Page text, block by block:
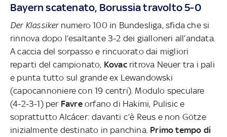
Bayern scatenato, Borussia travolto 5-0
Der Klassikernumero 100 in Bundesliga, sfida che si
rinnova dopo l’esaltante 3-2 dei gialloneri all’andata.
A caccia del sorpasso e rincuorato dai migliori
reparti del campionato, Kovac ritrova Neuer tra i pali
e punta tutto sul grande ex Lewandowski
(capocannoniere con 19 centri). Modulo speculare
(4-2-3-1) per Favreorfano di Hakimi, Pulisic e
soprattutto Alcácer: davanti c’è Reus e non Götze
inizialmente destinato in panchina. Primo tempo di